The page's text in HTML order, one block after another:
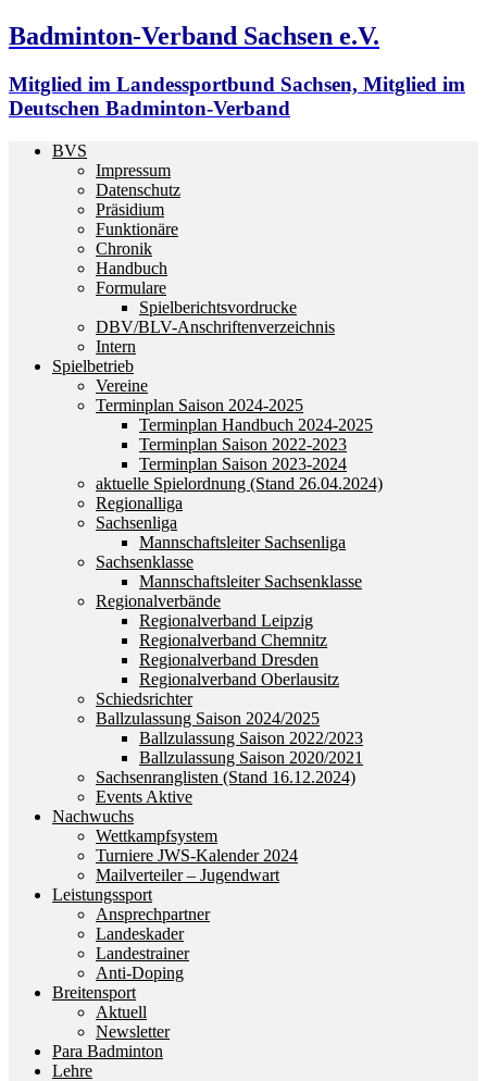
Badminton-Verband Sachsen e.V.
Mitglied im Landessportbund Sachsen, Mitglied im
Deutschen Badminton-Verband
BVS
Impressum
Datenschutz
Präsidium
Funktionäre
Chronik
Handbuch
Formulare
Spielberichtsvordrucke
DBV/BLV-Anschriftenverzeichnis
Intern
Spielbetrieb
Vereine
Terminplan Saison 2024-2025
Terminplan Handbuch 2024-2025
Terminplan Saison 2022-2023
Terminplan Saison 2023-2024
aktuelle Spielordnung (Stand 26.04.2024)
Regionalliga
Sachsenliga
Mannschaftsleiter Sachsenliga
Sachsenklasse
Mannschaftsleiter Sachsenklasse
Regionalverbände
Regionalverband Leipzig
Regionalverband Chemnitz
Regionalverband Dresden
Regionalverband Oberlausitz
Schiedsrichter
Ballzulassung Saison 2024/2025
Ballzulassung Saison 2022/2023
Ballzulassung Saison 2020/2021
Sachsenranglisten (Stand 16.12.2024)
Events Aktive
Nachwuchs
Wettkampfsystem
Turniere JWS-Kalender 2024
Mailverteiler – Jugendwart
Leistungssport
Ansprechpartner
Landeskader
Landestrainer
Anti-Doping
Breitensport
Aktuell
Newsletter
Para Badminton
Lehre